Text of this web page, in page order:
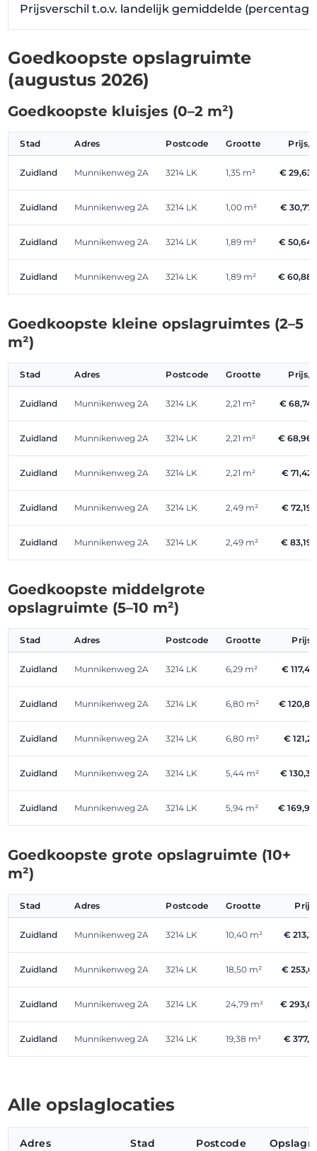
Prijsverschil t.o.v. landelijk gemiddelde
Goedkoopste opslagruimte
(augustus 2026)
Goedkoopste kluisjes (0–2 m²)
Stad Adres Postcode Grootte Prijs/
Zuidland Munnikenweg 2A 3214 LK 1,35 m² € 29,63
Zuidland Munnikenweg 2A 3214 LK 1,00 m² € 30,77
Zuidland Munnikenweg 2A 3214 LK 1,89 m² € 50,64
Zuidland Munnikenweg 2A 3214 LK 1,89 m² € 60,88
Goedkoopste kleine opslagruimtes (2–5
m²)
Stad Adres Postcode Grootte Prijs/
Zuidland Munnikenweg 2A 3214 LK 2,21 m² € 68,74
Zuidland Munnikenweg 2A 3214 LK 2,21 m² € 68,96
Zuidland Munnikenweg 2A 3214 LK 2,21 m² € 71,42
Zuidland Munnikenweg 2A 3214 LK 2,49 m² € 72,19
Zuidland Munnikenweg 2A 3214 LK 2,49 m² € 83,19
Goedkoopste middelgrote
opslagruimte (5–10 m²)
Stad Adres Postcode Grootte
Zuidland Munnikenweg 2A 3214 LK 6,29 m² €
Zuidland Munnikenweg 2A 3214 LK 6,80 m² €
Zuidland Munnikenweg 2A 3214 LK 6,80 m² €
Zuidland Munnikenweg 2A 3214 LK 5,44 m² €
Zuidland Munnikenweg 2A 3214 LK 5,94 m² €
Goedkoopste grote opslagruimte (10+
m²)
Stad Adres Postcode Grootte
Zuidland Munnikenweg 2A 3214 LK 10,40 m² €
Zuidland Munnikenweg 2A 3214 LK 18,50 m² €
Zuidland Munnikenweg 2A 3214 LK 24,79 m² €
Zuidland Munnikenweg 2A 3214 LK 19,38 m² €
Alle opslaglocaties
Adres Stad Postcode